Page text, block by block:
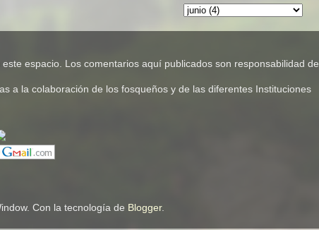
espacio. Los comentarios aquí publicados son responsabilidad de
a la colaboración de los fosqueños y de las diferentes Instituciones
Con la tecnología de Blogger.